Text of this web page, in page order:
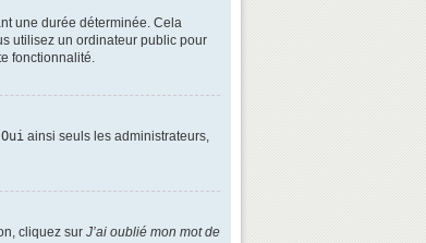
une durée déterminée. Cela
utilisez un ordinateur public pour
fonctionnalité.
Oui ainsi seuls les administrateurs,
cliquez sur J’ai oublié mon mot de